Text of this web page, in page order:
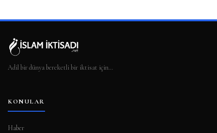
Adil bir dünya bereketli bir iktisat için…
KONULAR
Haber